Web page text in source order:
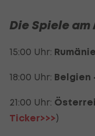
Die Spiele am
15:00 Uhr:
18:00 Uhr: Belgien
21:00 Uhr:
Ticker>>>)